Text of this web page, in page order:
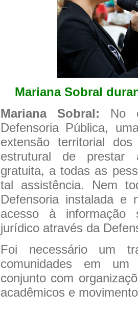
Mariana Sobral
Mariana Sobral: No
Defensoria Pública,
extensão territorial
estrutural de prestar
gratuita, a todas as
tal assistência. Nem
Defensoria instalada e
acesso à informação
jurídico através da
Foi necessário um
comunidades em
conjunto com
acadêmicos e